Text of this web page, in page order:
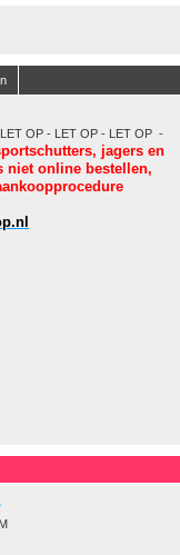
OP - LET OP - LET OP -
jagers en
niet online bestellen,